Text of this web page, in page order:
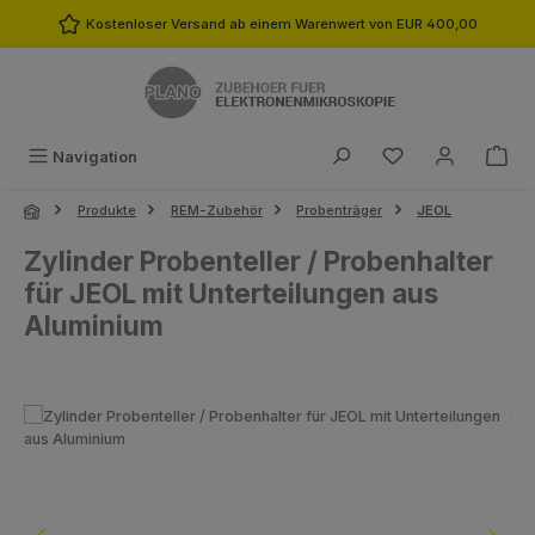
Zum Hauptinhalt springen
Kostenloser Versand ab einem Warenwert von EUR 400,00
Navigation Du hast 0
Produkte REM-Zubehör Probenträger JEOL
Zylinder Probenteller / Probenhalter
für JEOL mit Unterteilungen aus
Aluminium
Bildergalerie überspringen